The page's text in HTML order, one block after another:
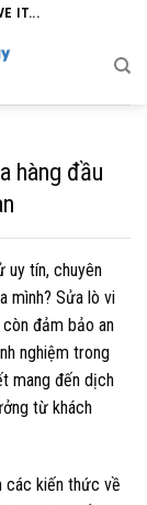
IT...
hàng đầu
uy tín, chuyên
mình? Sửa lò vi
đảm bảo an
nghiệm trong
mang đến dịch
từ khách
các kiến thức về